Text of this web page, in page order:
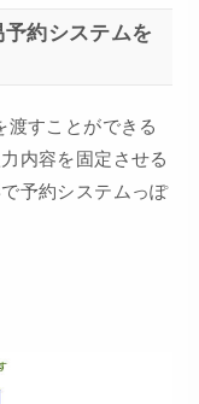
約システムを
すことができる
内容を固定させる
予約システムっぽ